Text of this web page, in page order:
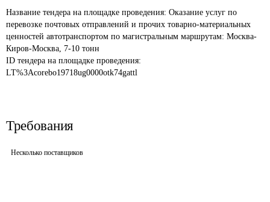
Название тендера на площадке проведения: Оказание услуг по
перевозке почтовых отправлений и прочих товарно-материальных
ценностей автотранспортом по магистральным маршрутам: Москва-
ID тендера на площадке проведения:
LT%3Acorebo19718ug0000otk74gattl
Требования
Несколько поставщиков